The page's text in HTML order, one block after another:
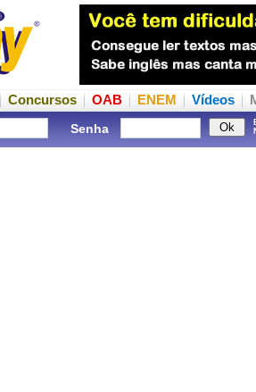
Concursos OAB ENEM Vídeos
Senha